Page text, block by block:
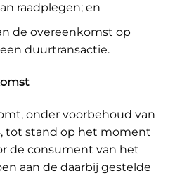
raadplegen; en
de overeenkomst op
duurtransactie.
onder voorbehoud van
tot stand op het moment
de consument van het
aan de daarbij gestelde